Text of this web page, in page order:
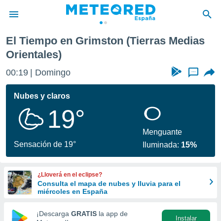
de
para
la
calidad.
a este
forma
digital
El Tiempo en Grimston (Tierras Medias
Orientales)
00:19 Domingo ...
Nubes y claros
19°
Sensación de 19°
Menguante
Iluminada: 15%
¿Lloverá en el eclipse?
Consulta el mapa de nubes y lluvia para el
miércoles en España
¡Descarga GRATIS la app de
Instalar